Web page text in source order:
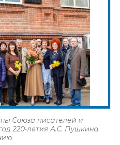
Союза писателей и
220-летия А.С. Пушкина